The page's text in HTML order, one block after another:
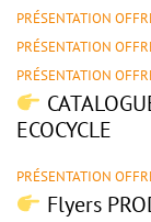
PRÉSENTATION
PRÉSENTATION
PRÉSENTATION
ECOCYCLE
PRÉSENTATION
Flyers